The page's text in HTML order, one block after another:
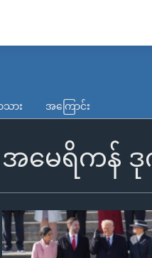
ား အကြောင်း
အမေရိကန် ဒု